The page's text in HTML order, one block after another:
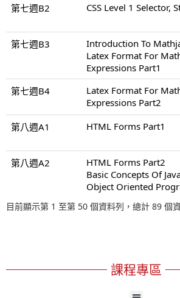
第七週B2
CSS Level 1 Selector,
第七週B3
Introduction To
Latex Format For
Expressions Part1
第七週B4
Latex Format For
Expressions Part2
第八週A1
HTML Forms Part1
第八週A2
HTML Forms Part2
Basic Concepts Of
Object Oriented
目前顯示第 1 至第 50 個資料列，總計 89 個
課程專區